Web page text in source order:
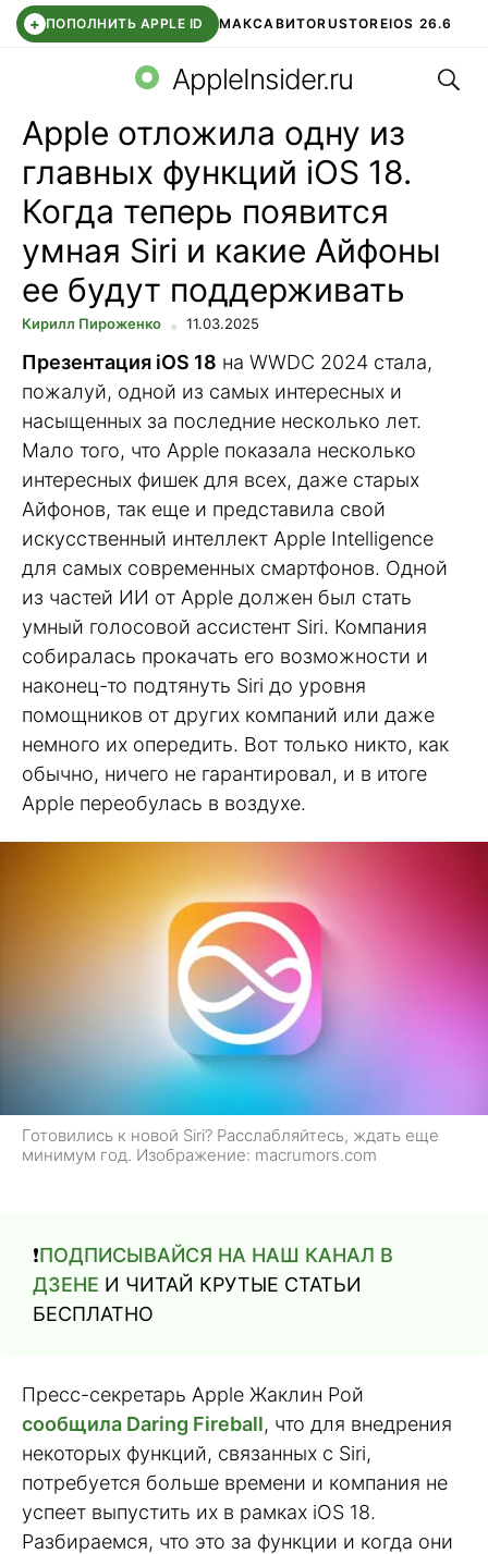
+ ПОПОЛНИТЬ APPLE ID МАКСАВИТОRUSTOREIOS 26.6
СБЕР КИДС ВТБ ОНЛАЙН ЧАТ В ROBLOX
AppleInsider.ru
Apple отложила одну из
главных функций iOS 18.
Когда теперь появится
умная Siri и какие Айфоны
ее будут поддерживать
Кирилл Пироженко 11.03.2025
Презентация iOS 18 на WWDC 2024 стала,
пожалуй, одной из самых интересных и
насыщенных за последние несколько лет.
Мало того, что Apple показала несколько
интересных фишек для всех, даже старых
Айфонов, так еще и представила свой
искусственный интеллект Apple Intelligence
для самых современных смартфонов. Одной
из частей ИИ от Apple должен был стать
умный голосовой ассистент Siri. Компания
собиралась прокачать его возможности и
наконец-то подтянуть Siri до уровня
помощников от других компаний или даже
немного их опередить. Вот только никто, как
обычно, ничего не гарантировал, и в итоге
Apple переобулась в воздухе.
Готовились к новой Siri? Расслабляйтесь, ждать еще
минимум год. Изображение: macrumors.com
❗️ПОДПИСЫВАЙСЯ НА НАШ КАНАЛ В
ДЗЕНЕ И ЧИТАЙ КРУТЫЕ СТАТЬИ
БЕСПЛАТНО
Пресс-секретарь Apple Жаклин Рой
сообщила Daring Fireball, что для внедрения
некоторых функций, связанных с Siri,
потребуется больше времени и компания не
успеет выпустить их в рамках iOS 18.
Разбираемся, что это за функции и когда они